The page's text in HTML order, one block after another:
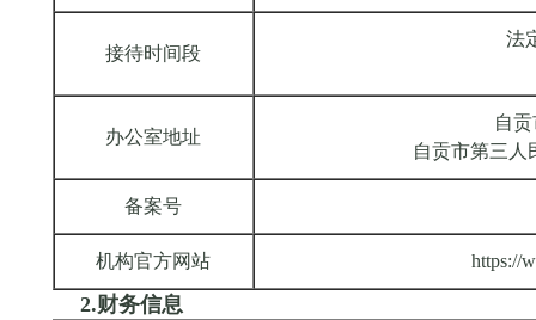
接待时间段
法
办公室地址
自
自贡市第三人
备案号
机构官方网站 https://
2.财务信息